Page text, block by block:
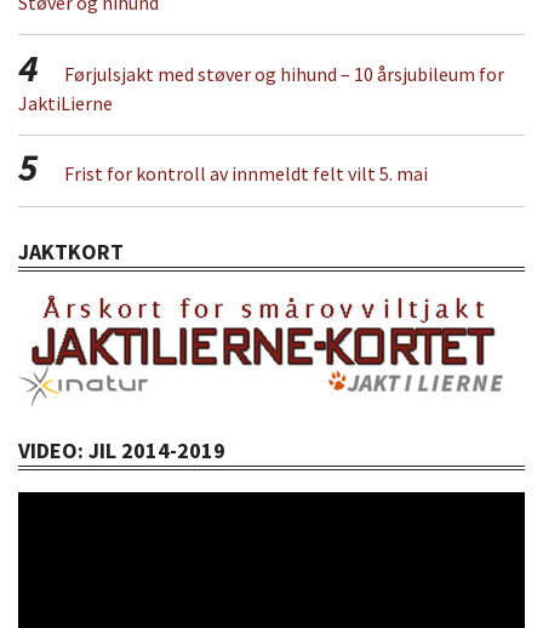
4
Førjulsjakt med støver og hihund – 10 årsjubileum for
JaktiLierne
5 Frist for kontroll av innmeldt felt vilt 5. mai
JAKTKORT
VIDEO: JIL 2014-2019